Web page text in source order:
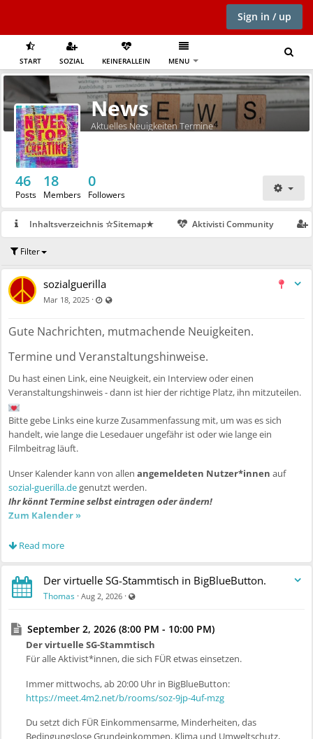
Sign in / up
START SOZIAL KEINERALLEIN MENU
News
Aktuelles Neuigkeiten Termine
46
Posts
18
Members
0
Followers
Inhaltsverzeichnis ☆Sitemap★ Aktivisti Community
Filter
sozialguerilla
Mar 18, 2025 · Last updated Jun 28, 2025 - 9:54 PM
Gute Nachrichten, mutmachende Neuigkeiten.
Termine und Veranstaltungshinweise.
Du hast einen Link, eine Neuigkeit, ein Interview oder einen
Veranstaltungshinweis - dann ist hier der richtige Platz, ihn mitzuteilen.
Bitte gebe Links eine kurze Zusammenfassung mit, um was es sich
handelt, wie lange die Lesedauer ungefähr ist oder wie lange ein
Filmbeitrag läuft.
Unser Kalender kann von allen angemeldeten Nutzer*innen auf
sozial-guerilla.degenutzt werden.
Ihr könnt Termine selbst eintragen oder ändern!
Zum Kalender »
Der Kalender kann auch per iCal in anderen Kalendern eingebunden
https://humhub.sozial-
guerilla.de/remote/ical/
Read more
Der virtuelle SG-Stammtisch in BigBlueButton.
Thomas · Aug 2, 2026 ·
September 2, 2026 (8:00 PM - 10:00 PM)
Der virtuelle SG-Stammtisch
Für alle Aktivist*innen, die sich FÜR etwas einsetzen.
Immer mittwochs, ab 20:00 Uhr in BigBlueButton:
https://meet.4m2.net/b/rooms/soz-9jp-4uf-mzg
Du setzt dich FÜR Einkommensarme, Minderheiten, das
Bedingungslose Grundeinkommen, Klima und Umweltschutz,